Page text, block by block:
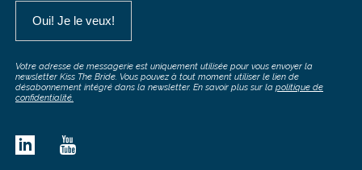
Votre adresse de messagerie est uniquement utilisée pour vous envoyer la
newsletter Kiss The Bride. Vous pouvez à tout moment utiliser le lien de
désabonnement intégré dans la newsletter. En savoir plus sur la politique de
confidentialité.